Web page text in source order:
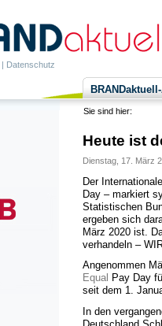
| Datenschutz
Sie sind hier:
Heute ist
Dienstag, 17. März
Der
Day – markiert
Statistischen
ergeben sich
März 2020 ist.
verhandeln –
Angenommen
Equal Pay Day
seit dem 1.
In den